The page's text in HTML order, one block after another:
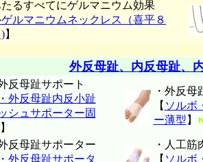
たるすべてにゲルマニウム効果
ルマニウムネックレス（喜平８
】
外反母趾、内反母趾、
反母趾サポート
外反母趾内反小趾
シュサポーター固
】
・外反
【 ソルボ
ー薄型 】
反母趾サポーター
外反母趾サポータ
・人工筋
【 ソルボ